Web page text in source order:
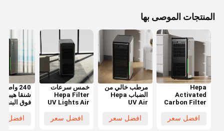
المنتجات الموصى بها
Hepa
Activated
Carbon Filter
WiFi Remote
Wall Mounted
افضل سعر
مرطب خالي من
الضباب Hepa
UV Air
CFM معلق على
افضل سعر
خمس سرعات
Hepa Filter
UV Lights Air
Material OEM
افضل سعر
240 واط
شنقا هيبا
فوق
التخصيص
افضل